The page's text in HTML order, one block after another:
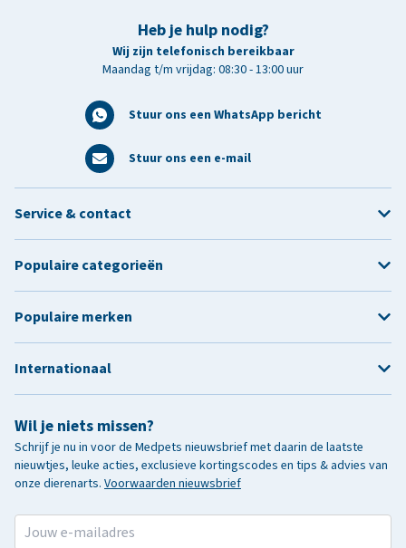
Heb je hulp nodig?
Wij zijn telefonisch bereikbaar
Maandag t/m vrijdag: 08:30 - 13:00 uur
Stuur ons een WhatsApp bericht
Stuur ons een e-mail
Wil je niets missen?
Schrijf je nu in voor de Medpets nieuwsbrief met daarin de laatste
nieuwtjes, leuke acties, exclusieve kortingscodes en tips & advies van
onze dierenarts. Voorwaarden nieuwsbrief
Service & contact
Populaire categorieën
Populaire merken
Internationaal